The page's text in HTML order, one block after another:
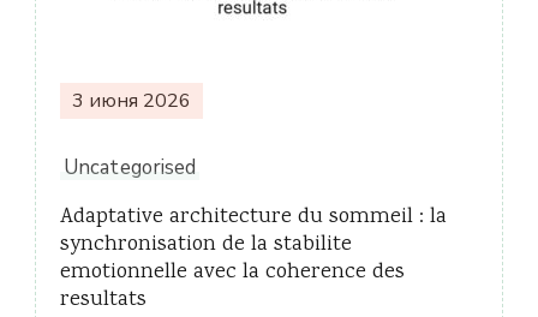
3 июня 2026
Uncategorised
Adaptative architecture du sommeil : la
synchronisation de la stabilite
emotionnelle avec la coherence des
resultats